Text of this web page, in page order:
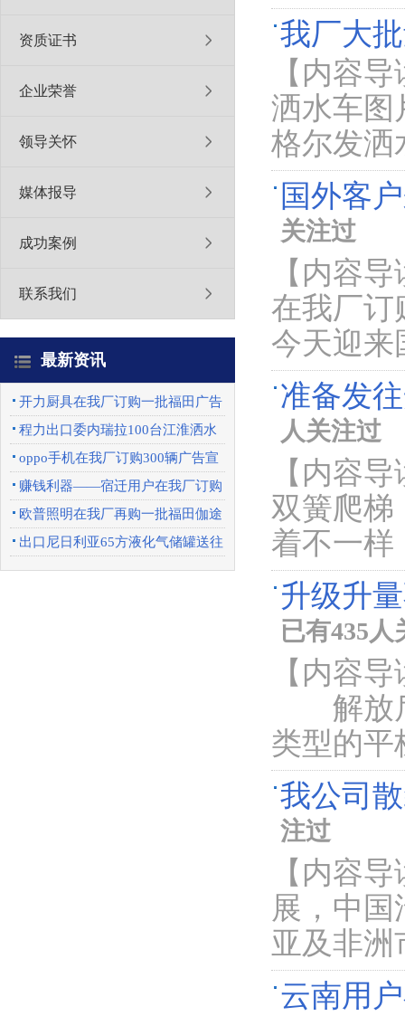
资质证书
企业荣誉
领导关怀
媒体报导
成功案例
联系我们
最新资讯
开力厨具在我厂订购一批福田广告
车
程力出口委内瑞拉100台江淮洒水
车圆满完成
oppo手机在我厂订购300辆广告宣
传车
赚钱利器——宿迁用户在我厂订购
一批东风天锦
欧普照明在我厂再购一批福田伽途
广告宣传车
出口尼日利亚65方液化气储罐送往
上海港口
我厂大
【内容
洒水车图
格尔发洒
国外客
关注过
【内容
在我厂订
今天迎来
准备发
人关注过
【内容
双簧爬梯
着不一样
升级升
已有435
【内容
解放后
类型的平
我公司
注过
【内容
展，中
亚及非洲
云南用